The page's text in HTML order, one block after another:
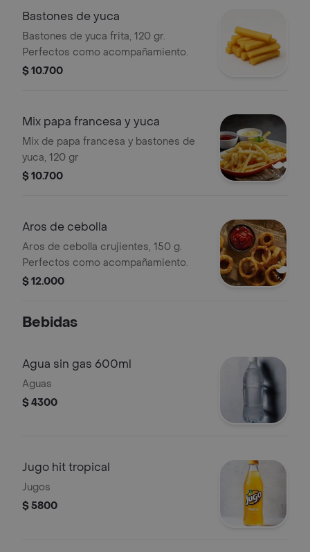
Bastones de yuca
Bastones de yuca frita, 120 gr.
Perfectos como acompañamiento.
$ 10.700
Mix papa francesa y yuca
Mix de papa francesa y bastones de
yuca, 120 gr
$ 10.700
Aros de cebolla
Aros de cebolla crujientes, 150 g.
Perfectos como acompañamiento.
$ 12.000
Bebidas
Agua sin gas 600ml
Aguas
$ 4300
Jugo hit tropical
Jugos
$ 5800